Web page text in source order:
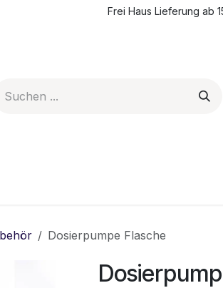
Frei Haus Lieferung ab
Dosierpumpe Flasche